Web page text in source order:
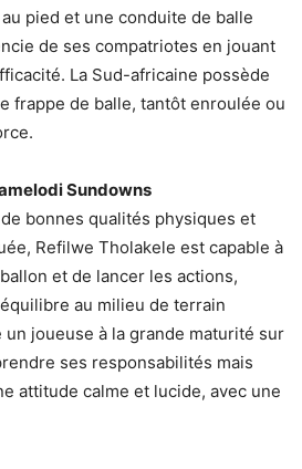
pied et une conduite de balle
de ses compatriotes en jouant
La Sud-africaine possède
frappe de balle, tantôt enroulée ou
Sundowns
bonnes qualités physiques et
Refilwe Tholakele est capable à
et de lancer les actions,
au milieu de terrain
joueuse à la grande maturité sur
ses responsabilités mais
attitude calme et lucide, avec une